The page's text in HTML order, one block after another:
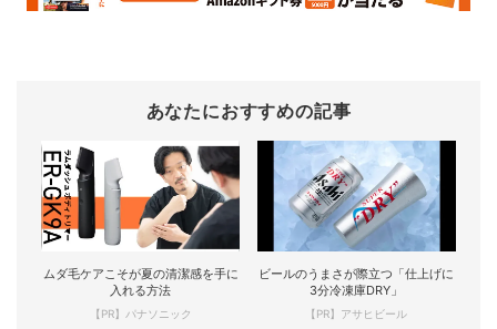
あなたにおすすめの記事
ムダ毛ケアこそが夏の清潔感を手に
入れる方法
【PR】パナソニック
ビールのうまさが際立つ「仕上げに
3分冷凍庫DRY」
【PR】アサヒビール